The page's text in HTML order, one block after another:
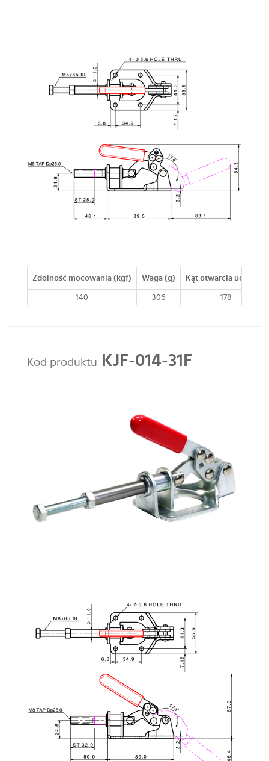
Zdolność mocowania (kgf) Waga (g) Kąt otwarcia uchwytu
140 306 178
Kod produktu KJF-014-31F